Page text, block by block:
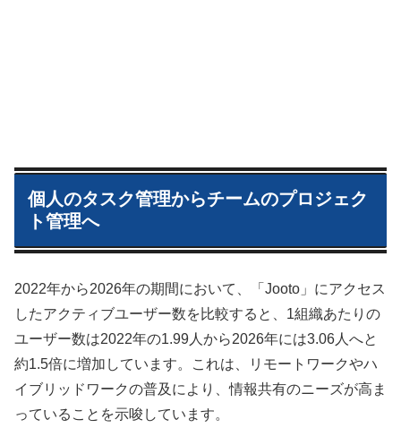
個人のタスク管理からチームのプロジェク
ト管理へ
2022年から2026年の期間において、「Jooto」にアクセス
したアクティブユーザー数を比較すると、1組織あたりの
ユーザー数は2022年の1.99人から2026年には3.06人へと
約1.5倍に増加しています。これは、リモートワークやハ
イブリッドワークの普及により、情報共有のニーズが高ま
っていることを示唆しています。